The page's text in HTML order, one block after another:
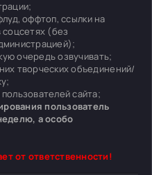
оффтоп, ссылки на
(без
очередь озвучивать;
творческих объединений/
сайта;
пользователь
а особо
от ответственности!